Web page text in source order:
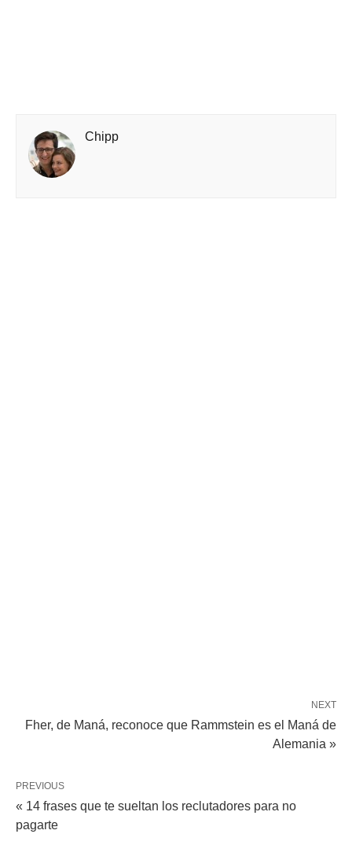
Chipp
NEXT
Fher, de Maná, reconoce que Rammstein es el Maná de
Alemania »
PREVIOUS
« 14 frases que te sueltan los reclutadores para no
pagarte